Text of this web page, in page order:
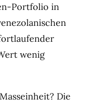
Portfolio in
wenig
Die